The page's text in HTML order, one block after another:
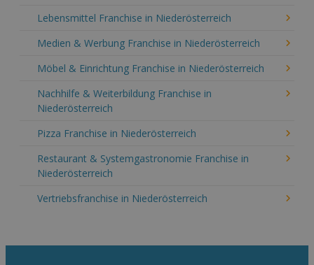
Lebensmittel Franchise in Niederösterreich
Medien & Werbung Franchise in Niederösterreich
Möbel & Einrichtung Franchise in Niederösterreich
Nachhilfe & Weiterbildung Franchise in
Niederösterreich
Pizza Franchise in Niederösterreich
Restaurant & Systemgastronomie Franchise in
Niederösterreich
Vertriebsfranchise in Niederösterreich